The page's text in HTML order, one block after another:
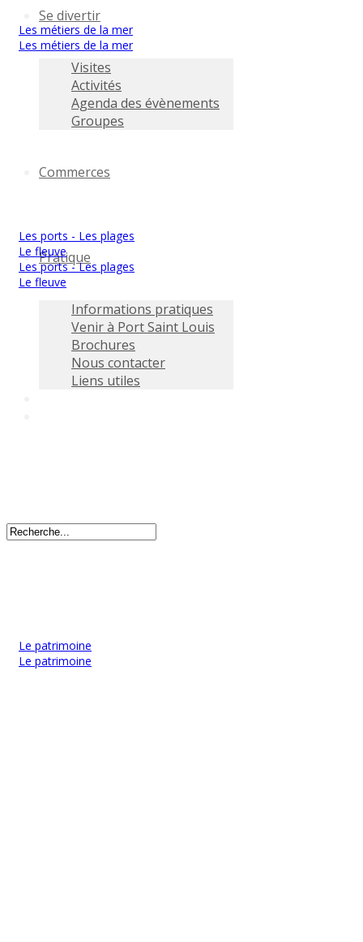
Se divertir
Visites
Activités
Agenda des évènements
Groupes
Commerces
Pratique
Informations pratiques
Venir à Port Saint Louis
Brochures
Nous contacter
Liens utiles
Les métiers de la mer
Les métiers de la mer
Les ports - Les plages
Le fleuve
Les ports - Les plages
Le fleuve
Le patrimoine
Le patrimoine